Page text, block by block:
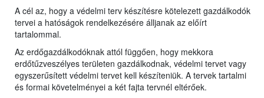
A cél az, hogy a védelmi terv készítésre kötelezett gazdálkodók
tervei a hatóságok rendelkezésére álljanak az előírt
tartalommal.
Az erdőgazdálkodóknak attól függően, hogy mekkora
erdőtűzveszélyes területen gazdálkodnak, védelmi tervet vagy
egyszerűsített védelmi tervet kell készíteniük. A tervek tartalmi
és formai követelményei a két fajta tervnél eltérőek.